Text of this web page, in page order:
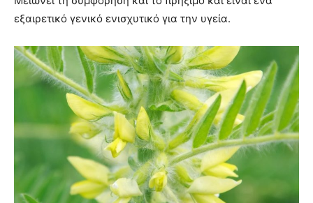
εξαιρετικό γενικό ενισχυτικό για την υγεία.